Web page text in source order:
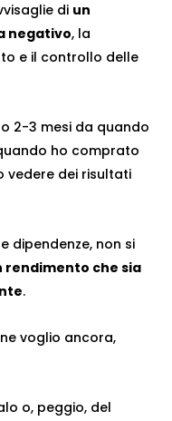
di un
negativo, la
e il controllo delle
2-3 mesi da quando
ho comprato
vedere dei risultati
dipendenze, non si
rendimento che sia
.
voglio ancora,
o, peggio, del